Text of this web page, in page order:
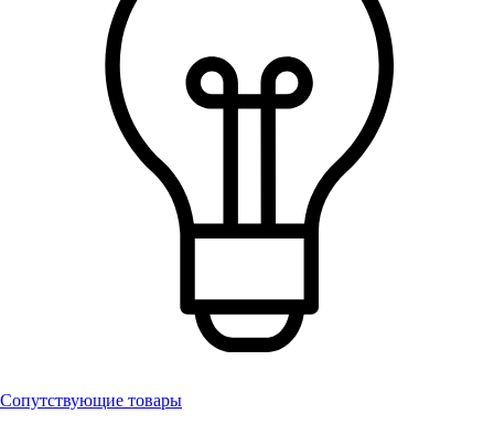
Сопутствующие товары